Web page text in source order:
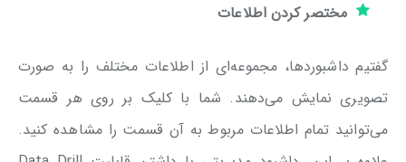
مختصر کردن اطلاعات
گفتیم داشبوردها، مجموعه‌ای از اطلاعات مختلف را به صورت
تصویری نمایش می‌دهند. شما با کلیک بر روی هر قسمت
می‌توانید تمام اطلاعات مربوط به آن قسمت را مشاهده کنید.